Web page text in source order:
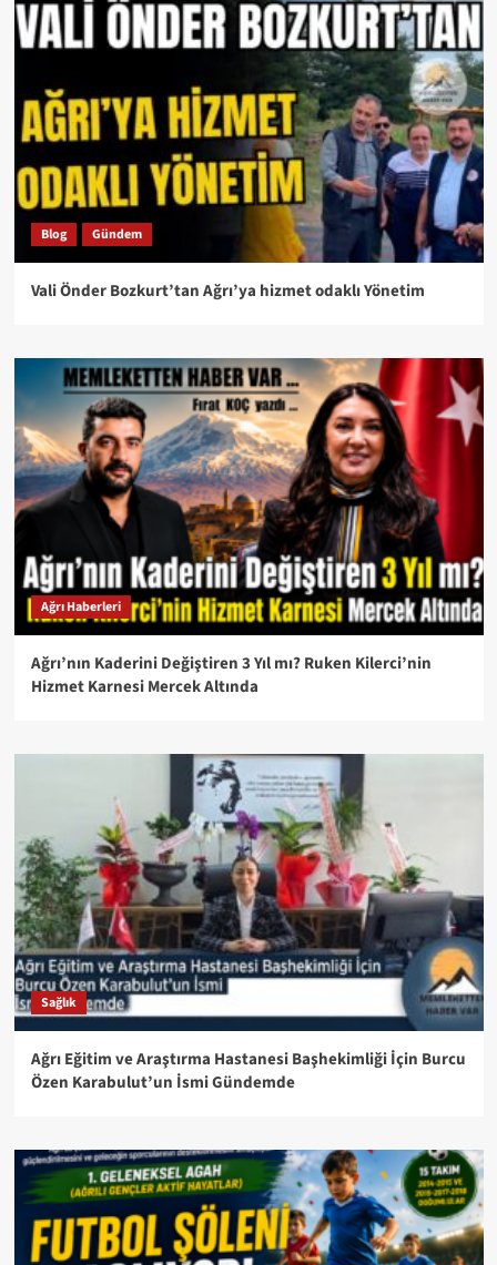
Blog Gündem
Vali Önder Bozkurt’tan Ağrı’ya hizmet odaklı Yönetim
Ağrı Haberleri
Ağrı’nın Kaderini Değiştiren 3 Yıl mı? Ruken Kilerci’nin
Hizmet Karnesi Mercek Altında
Sağlık
Ağrı Eğitim ve Araştırma Hastanesi Başhekimliği İçin Burcu
Özen Karabulut’un İsmi Gündemde